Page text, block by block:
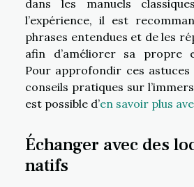
dans les manuels
l’expérience, il est
phrases entendues et de les
afin d’améliorer sa propre
Pour approfondir ces
conseils pratiques sur
est possible d’en savoir plus
Échanger avec des
natifs